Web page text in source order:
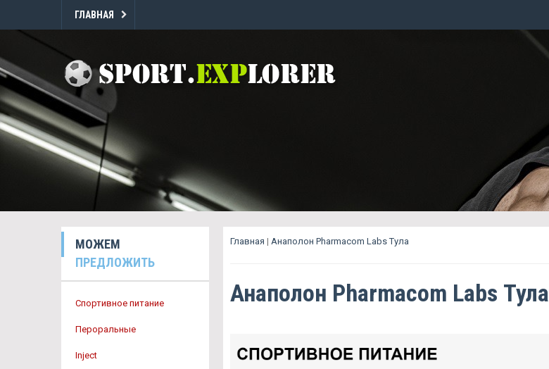
ГЛАВНАЯ
МОЖЕМ
ПРЕДЛОЖИТЬ
Спортивное питание
Пероральные
Inject
Главная | Анаполон Pharmacom Labs Тула
Анаполон Pharmacom Labs Тула